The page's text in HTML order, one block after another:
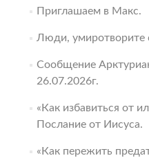
Приглашаем в Макс.
Люди, умиротворите
Сообщение
26.07.2026г.
«Как избавиться от
Послание от Иисуса.
«Как пережить